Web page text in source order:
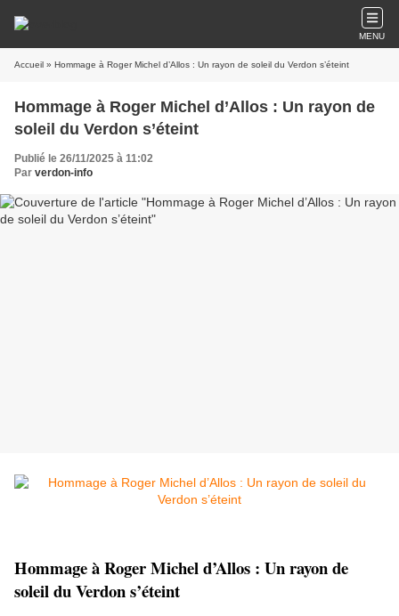
MENU
Accueil » Hommage à Roger Michel d’Allos : Un rayon de soleil du Verdon s’éteint
Hommage à Roger Michel d’Allos : Un rayon de
soleil du Verdon s’éteint
Publié le 26/11/2025 à 11:02
Par verdon-info
Hommage à Roger Michel d’Allos : Un rayon de
soleil du Verdon s’éteint